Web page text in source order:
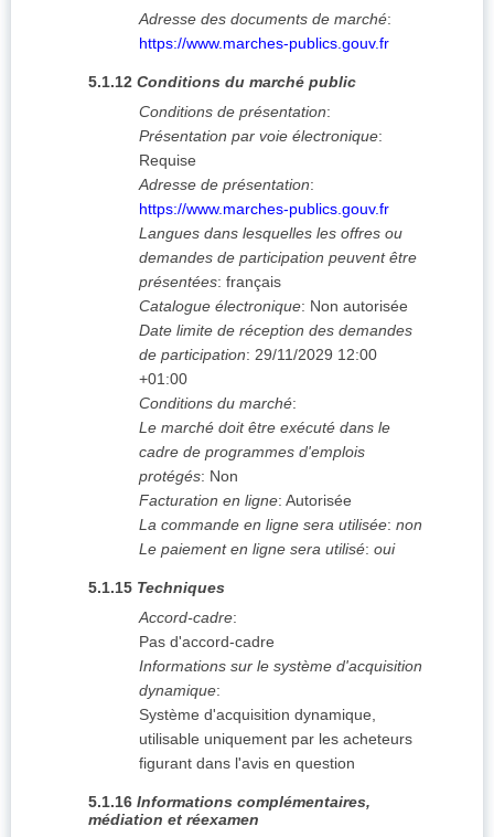
Adresse des documents de marché:
https://www.marches-publics.gouv.fr
5.1.12 Conditions du marché public
Conditions de présentation:
Présentation par voie électronique:
Requise
Adresse de présentation:
https://www.marches-publics.gouv.fr
Langues dans lesquelles les offres ou
demandes de participation peuvent être
présentées: français
Catalogue électronique: Non autorisée
Date limite de réception des demandes
de participation: 29/11/2029 12:00
+01:00
Conditions du marché:
Le marché doit être exécuté dans le
cadre de programmes d'emplois
protégés: Non
Facturation en ligne: Autorisée
La commande en ligne sera utilisée: non
Le paiement en ligne sera utilisé: oui
5.1.15 Techniques
Accord-cadre:
Pas d'accord-cadre
Informations sur le système d'acquisition
dynamique:
Système d'acquisition dynamique,
utilisable uniquement par les acheteurs
figurant dans l'avis en question
5.1.16 Informations complémentaires,
médiation et réexamen